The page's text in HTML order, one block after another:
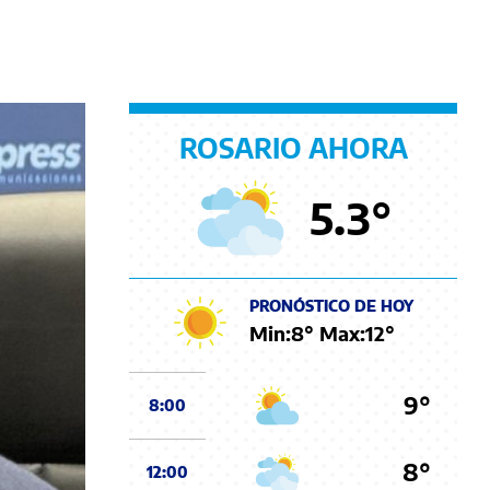
ROSARIO AHORA
5.3°
PRONÓSTICO DE HOY
Min:8° Max:12°
8:00 9°
12:00 8°